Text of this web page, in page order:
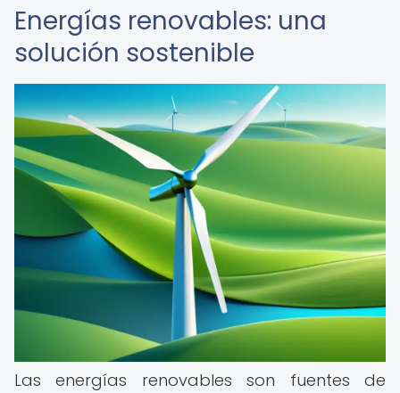
Energías renovables: una
solución sostenible
Las energías renovables son fuentes de